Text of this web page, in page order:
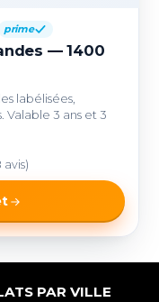
prime
— 1400
labélisées,
Valable 3 ans et 3
avis)
PAR VILLE